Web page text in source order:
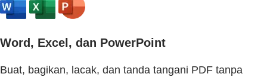
Word, Excel, dan PowerPoint
Buat, bagikan, lacak, dan tanda tangani PDF tanpa